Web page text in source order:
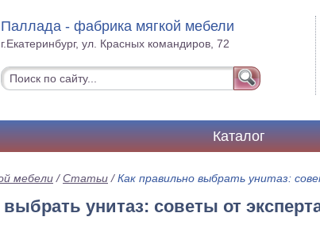
Паллада - фабрика мягкой мебели
г.Екатеринбург, ул. Красных командиров, 72
Каталог
мебели /Статьи /Как правильно выбрать унитаз:
унитаз: советы от